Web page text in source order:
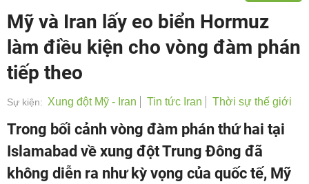
Mỹ và Iran lấy eo biển Hormuz
làm điều kiện cho vòng đàm phán
tiếp theo
Sự kiện: Xung đột Mỹ - Iran Tin tức Iran Thời sự thế giới
Trong bối cảnh vòng đàm phán thứ hai tại
Islamabad về xung đột Trung Đông đã
không diễn ra như kỳ vọng của quốc tế, Mỹ